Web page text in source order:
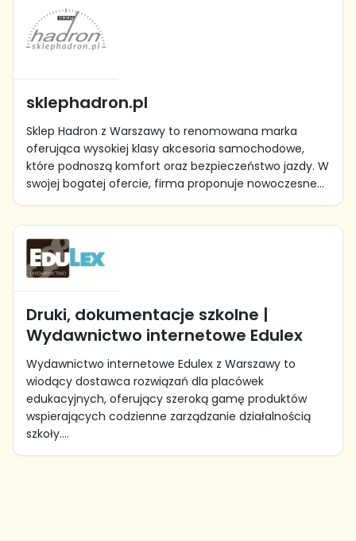
sklephadron.pl
Sklep Hadron z Warszawy to renomowana marka
oferująca wysokiej klasy akcesoria samochodowe,
które podnoszą komfort oraz bezpieczeństwo jazdy. W
swojej bogatej ofercie, firma proponuje nowoczesne...
Druki, dokumentacje szkolne |
Wydawnictwo internetowe Edulex
Wydawnictwo internetowe Edulex z Warszawy to
wiodący dostawca rozwiązań dla placówek
edukacyjnych, oferujący szeroką gamę produktów
wspierających codzienne zarządzanie działalnością
szkoły....